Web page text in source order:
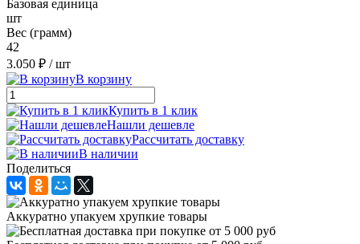
Базовая единица
шт
Вес (грамм)
42
3.050 ₽ / шт
В корзину
Купить в 1 клик
Нашли дешевле
Рассчитать доставку
В наличии
Поделиться
Аккуратно упакуем хрупкие товары